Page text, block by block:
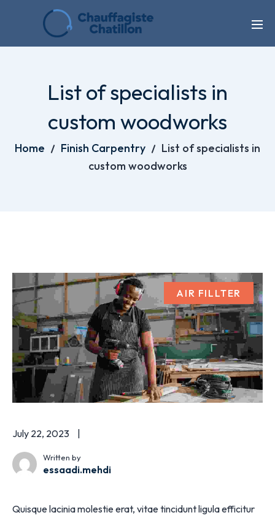
List of specialists in
custom woodworks
Home Finish Carpentry
List of specialists in
custom woodworks
AIR FILLTER
July 22, 2023
Written by
essaadi.mehdi
Quisque lacinia molestie erat, vitae tincidunt ligula efficitur